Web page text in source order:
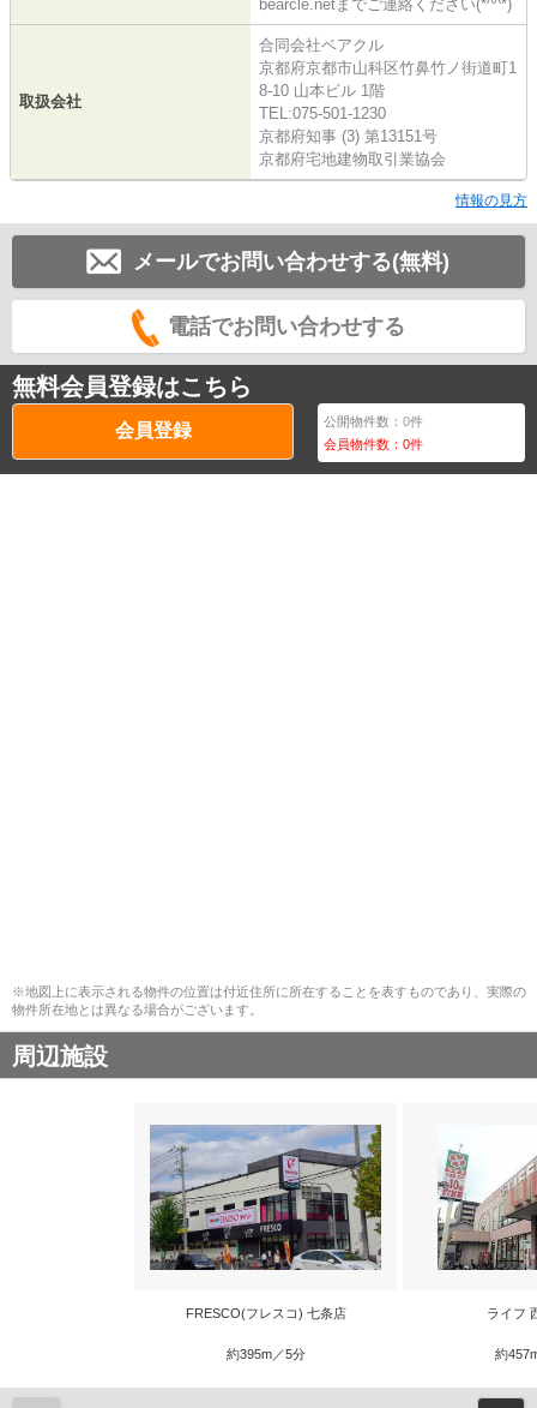
bearcle.netまでご連絡ください(*^^*)
取扱会社
合同会社ベアクル
京都府京都市山科区竹鼻竹ノ街道町1
8-10 山本ビル 1階
TEL:075-501-1230
京都府知事 (3) 第13151号
京都府宅地建物取引業協会
情報の見方
メールでお問い合わせする(無料)
電話でお問い合わせする
無料会員登録はこちら
会員登録 公開物件数：0件
会員物件数：0件
※地図上に表示される物件の位置は付近住所に所在することを表すものであり、実際の
物件所在地とは異なる場合がございます。
周辺施設
FRESCO(フレスコ) 七条店
約395m／5分
ライフ
約